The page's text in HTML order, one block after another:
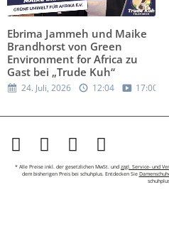
Ebrima Jammeh und Maike
Brandhorst von Green
Environment for Africa zu
Gast bei „Trude Kuh“
24. Juli, 2026 12:04 17:00
* Alle Preise inkl. der gesetzlichen MwSt. und zzgl. Service- und
dem bisherigen Preis bei schuhplus. Entdecken Sie